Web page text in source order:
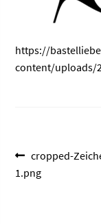
https://
content/uploads/
Vorheriger
Beitrag:
cropped-
1.png